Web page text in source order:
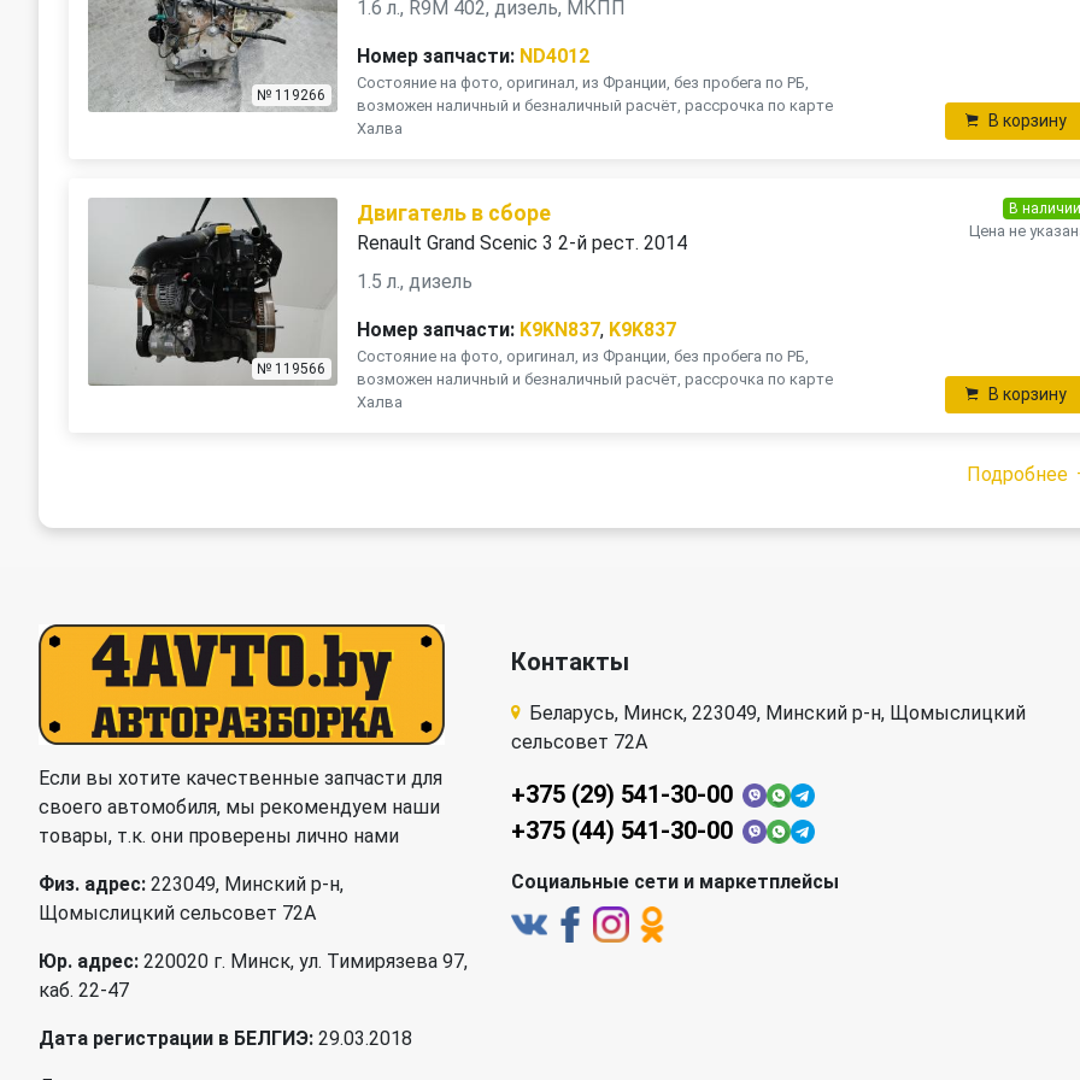
№ 119266
1.6 л., R9M 402, дизель, МКПП
Номер запчасти: ND4012
Состояние на фото, оригинал, из Франции, без пробега по РБ,
возможен наличный и безналичный расчёт, рассрочка по карте
Халва
В корзину
№ 119566
Двигатель в сборе
Renault Grand Scenic 3 2-й рест. 2014
1.5 л., дизель
Номер запчасти: K9KN837, K9K837
Состояние на фото, оригинал, из Франции, без пробега по РБ,
возможен наличный и безналичный расчёт, рассрочка по карте
Халва
В
Цена не
В корзину
Подробнее
Если вы хотите качественные запчасти для
своего автомобиля, мы рекомендуем наши
товары, т.к. они проверены лично нами
Физ. адрес: 223049, Минский р-н,
Щомыслицкий сельсовет 72А
Юр. адрес: 220020 г. Минск, ул. Тимирязева 97,
каб. 22-47
Дата регистрации в БЕЛГИЭ: 29.03.2018
Контакты
Беларусь, Минск, 223049, Минский р-н, Щомыслицкий
сельсовет 72А
+375 (29) 541-30-00
+375 (44) 541-30-00
Социальные сети и маркетплейсы